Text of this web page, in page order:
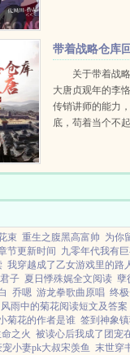
带着战略仓库
关于带着战
大唐贞观年的李
传销讲师的能力
底，苟着当个不
是李恪彻底放飞
束 重生之腹黑高富帅 为你
节更新时间 九零年代我有
我穿越成了乙女游戏里的路
子 夏日悸殊娓全文阅读 孽
乔嗯 游龙拳歌曲原唱 终
风雨中的菊花阅读短文及答案
菊花的作者是谁 签到神象
之火 被读心后我成了团宠
小妻pk大叔宋羡鱼 末世穿